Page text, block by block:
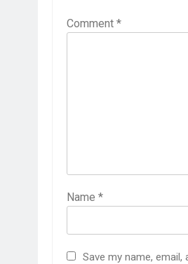
Comment *
Name *
Save my name,